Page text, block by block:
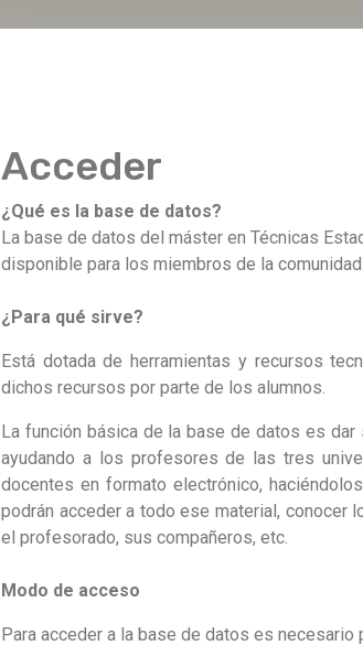
Acceder
¿Qué es la base de datos?
La base de datos del máster en Técnicas
disponible para los miembros de la
¿Para qué sirve?
Está dotada de herramientas y recursos
dichos recursos por parte de los alumnos.
La función básica de la base de datos es
ayudando a los profesores de las tres
docentes en formato electrónico,
podrán acceder a todo ese material, conocer
el profesorado, sus compañeros, etc.
Modo de acceso
Para acceder a la base de datos es